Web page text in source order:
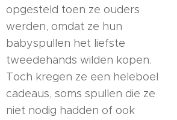
opgesteld toen ze ouders
werden, omdat ze hun
babyspullen het liefste
tweedehands wilden kopen.
Toch kregen ze een heleboel
cadeaus, soms spullen die ze
niet nodig hadden of ook